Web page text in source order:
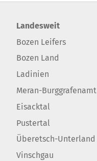
Landesweit
Bozen Leifers
Bozen Land
Ladinien
Meran-Burggrafenamt
Eisacktal
Pustertal
Überetsch-Unterland
Vinschgau